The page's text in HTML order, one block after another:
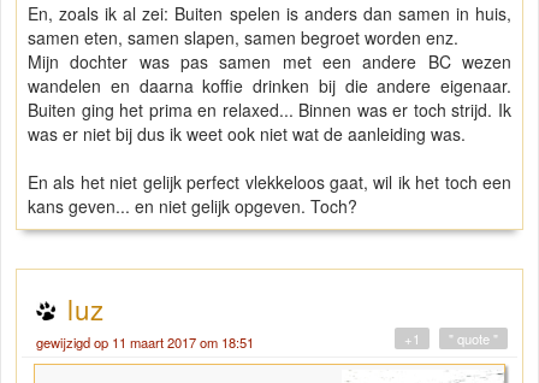
En, zoals ik al zei: Buiten spelen is anders dan samen in huis,
samen eten, samen slapen, samen begroet worden enz.
Mijn dochter was pas samen met een andere BC wezen
wandelen en daarna koffie drinken bij die andere eigenaar.
Buiten ging het prima en relaxed... Binnen was er toch strijd. Ik
was er niet bij dus ik weet ook niet wat de aanleiding was.
En als het niet gelijk perfect vlekkeloos gaat, wil ik het toch een
kans geven... en niet gelijk opgeven. Toch?
luz
gewijzigd op 11 maart 2017 om 18:51 " quote "
+1